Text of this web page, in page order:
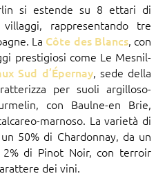
si estende su 8 ettari di
rappresentando tre
La Côte des Blancs, con
prestigiosi come Le Mesnil-
Sud d’Épernay, sede della
per suoli argilloso-
con Baulne-en Brie,
marnoso. La varietà di
50% di Chardonnay, da un
di Pinot Noir, con terroir
dei vini.